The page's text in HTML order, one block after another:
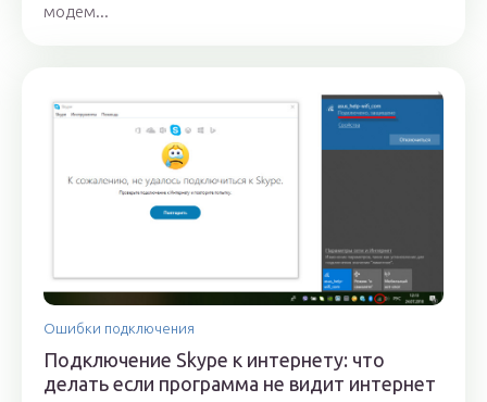
модем...
Ошибки подключения
Подключение Skype к интернету: что
делать если программа не видит интернет